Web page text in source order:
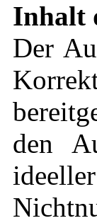
Inhalt
Der
den